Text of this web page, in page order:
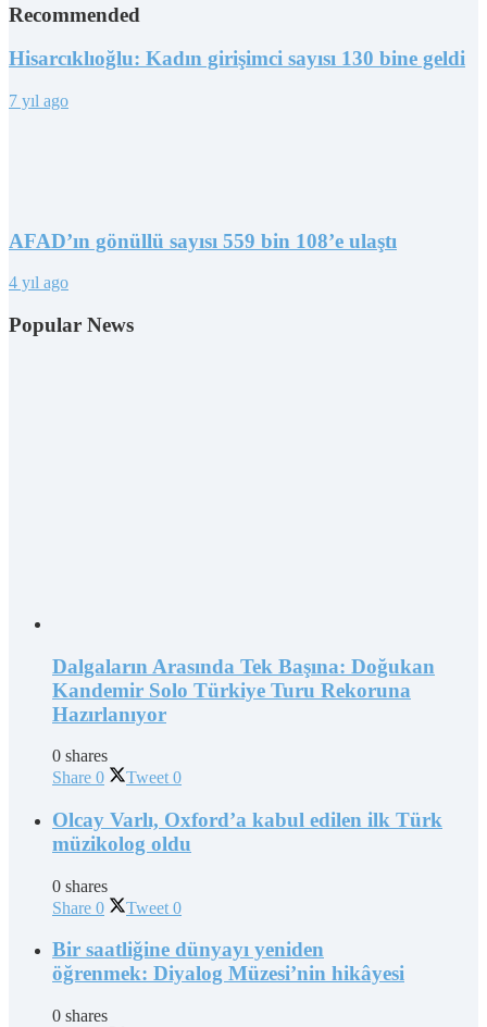
Recommended
Hisarcıklıoğlu: Kadın girişimci sayısı 130 bine geldi
7 yıl ago
AFAD’ın gönüllü sayısı 559 bin 108’e ulaştı
4 yıl ago
Popular News
Dalgaların Arasında Tek Başına: Doğukan
Kandemir Solo Türkiye Turu Rekoruna
Hazırlanıyor
0 shares
Share 0 Tweet 0
Olcay Varlı, Oxford’a kabul edilen ilk Türk
müzikolog oldu
0 shares
Share 0 Tweet 0
Bir saatliğine dünyayı yeniden
öğrenmek: Diyalog Müzesi’nin hikâyesi
0 shares